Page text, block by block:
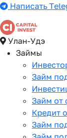
Написать
Улан-Удэ
Займы
Займ
Займ от
Кредит
Займ